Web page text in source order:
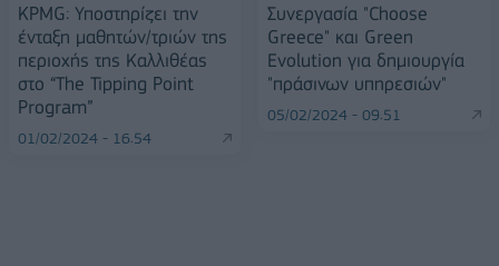
KPMG: Υποστηρίζει την
ένταξη μαθητών/τριών της
περιοχής της Καλλιθέας
στο “The Tipping Point
Program”
01/02/2024 - 16:54
Συνεργασία "Choose
Greece" και Green
Evolution για δημιουργία
"πράσινων υπηρεσιών"
05/02/2024 - 09:51